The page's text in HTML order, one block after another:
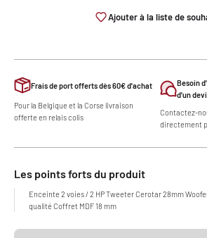
Ajouter à la liste de
Frais de port offerts dès 60€ d'achat
Pour la Belgique et la Corse livraison
offerte en relais colis
Besoin
d'un
Contactez-
directement
Les points forts du produit
Enceinte 2 voies / 2 HP Tweeter Cerotar 28mm
qualité Coffret MDF 18 mm
références incontournables au sein de leurs
danois décide aujourd’hui de renouveler toute
les dernières retombées technologiques